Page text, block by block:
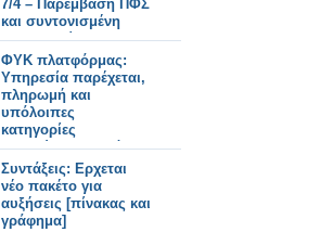
7/4 – Παρέμβαση ΠΦΣ
και συντονισμένη
συνεργασία
ΦΥΚ πλατφόρμας:
Υπηρεσία παρέχεται,
πληρωμή και
υπόλοιπες
κατηγορίες
αγνοούνται– Εκτός
εκκαθάρισης και τον
Μάρτιο
Συντάξεις: Ερχεται
νέο πακέτο για
αυξήσεις [πίνακας και
γράφημα]